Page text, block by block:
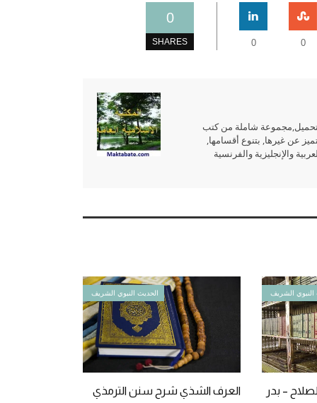
0
SHARES 0
0
شاملة من كتب
عن غيرها, بتنوع أقسامها,
والإنجليزية والفرنسية
الحديث النبوي الشريف
العرف الشذي شرح سنن الترمذي
النبوي الشريف
– بدر